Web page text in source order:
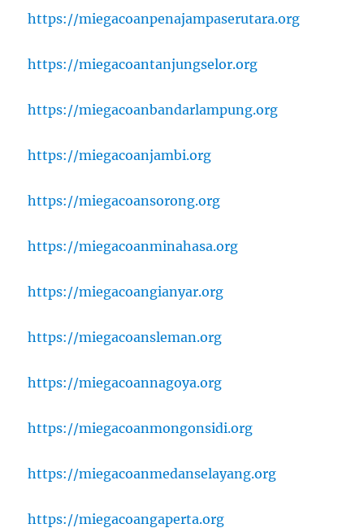
https://miegacoanpenajampaserutara.org
https://miegacoantanjungselor.org
https://miegacoanbandarlampung.org
https://miegacoanjambi.org
https://miegacoansorong.org
https://miegacoanminahasa.org
https://miegacoangianyar.org
https://miegacoansleman.org
https://miegacoannagoya.org
https://miegacoanmongonsidi.org
https://miegacoanmedanselayang.org
https://miegacoangaperta.org